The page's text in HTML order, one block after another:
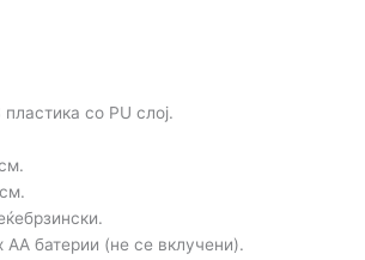
со PU слој.
AA батерии (не се вклучени).